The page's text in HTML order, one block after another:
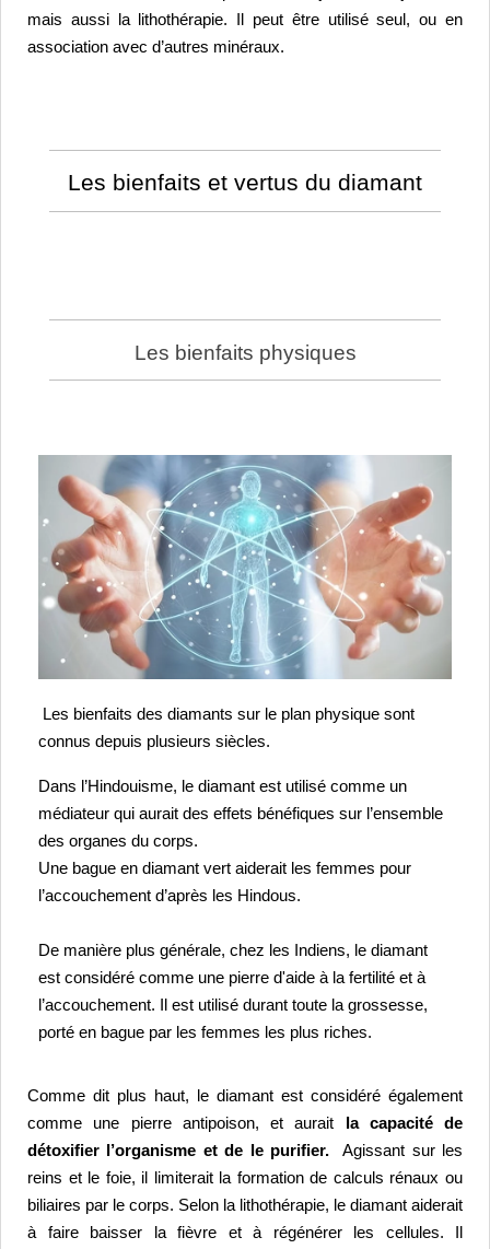
mais aussi la lithothérapie. Il peut être utilisé seul, ou en
association avec d’autres minéraux.
Les bienfaits et vertus du diamant
Les bienfaits physiques
Les bienfaits des diamants sur le plan physique sont
connus depuis plusieurs siècles.
Dans l’Hindouisme, le diamant est utilisé comme un
médiateur qui aurait des effets bénéfiques sur l’ensemble
des organes du corps.
Une bague en diamant vert aiderait les femmes pour
l’accouchement d’après les Hindous.
De manière plus générale, chez les Indiens, le diamant
est considéré comme une pierre d'aide à la fertilité et à
l’accouchement. Il est utilisé durant toute la grossesse,
porté en bague par les femmes les plus riches.
Comme dit plus haut, le diamant est considéré également
comme une pierre antipoison, et aurait la capacité de
détoxifier l’organisme et de le purifier.
Agissant sur les
reins et le foie, il limiterait la formation de calculs rénaux ou
biliaires par le corps. Selon la lithothérapie, le diamant aiderait
à faire baisser la fièvre et à régénérer les cellules. Il